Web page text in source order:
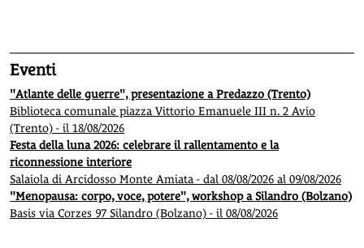
Eventi
"Atlante delle guerre", presentazione a Predazzo (Trento)
Biblioteca comunale piazza Vittorio Emanuele III n. 2 Avio
(Trento) - il 18/08/2026
Festa della luna 2026: celebrare il rallentamento e la
riconnessione interiore
Salaiola di Arcidosso Monte Amiata - dal 08/08/2026 al 09/08/2026
"Menopausa: corpo, voce, potere", workshop a Silandro (Bolzano)
Basis via Corzes 97 Silandro (Bolzano) - il 08/08/2026